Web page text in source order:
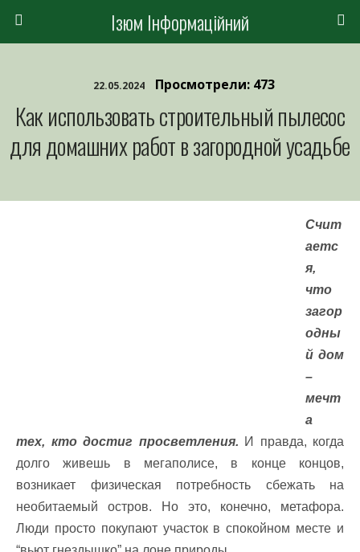
Ізюм Інформаційний
22.05.2024 Просмотрели: 473
Как использовать строительный пылесос
для домашних работ в загородной усадьбе
Счит
аетс
я,
что
загор
одны
й дом
–
мечт
а
тех, кто достиг просветления. И правда, когда
долго живешь в мегаполисе, в конце концов,
возникает физическая потребность сбежать на
необитаемый остров. Но это, конечно, метафора.
Люди просто покупают участок в спокойном месте и